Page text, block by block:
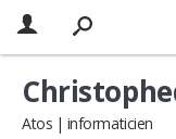
Atos informaticien